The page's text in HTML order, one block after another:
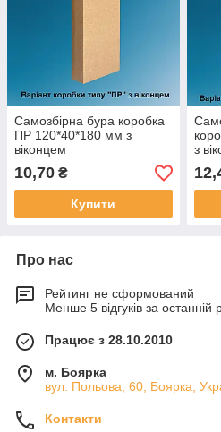
Самозбірна бура коробка
ПР 120*40*180 мм з
віконцем
10,70 ₴
Купити
з
Про нас
Рейтинг не сформований
Менше 5 відгуків за останній
Працює з 28.10.2010
м. Боярка
вул. Польова, 60, Боярка,
Контакти